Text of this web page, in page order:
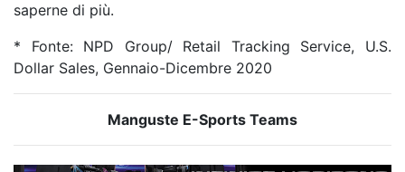
saperne di più.
* Fonte: NPD Group/ Retail Tracking Service, U.S.
Dollar Sales, Gennaio-Dicembre 2020
Manguste E-Sports Teams